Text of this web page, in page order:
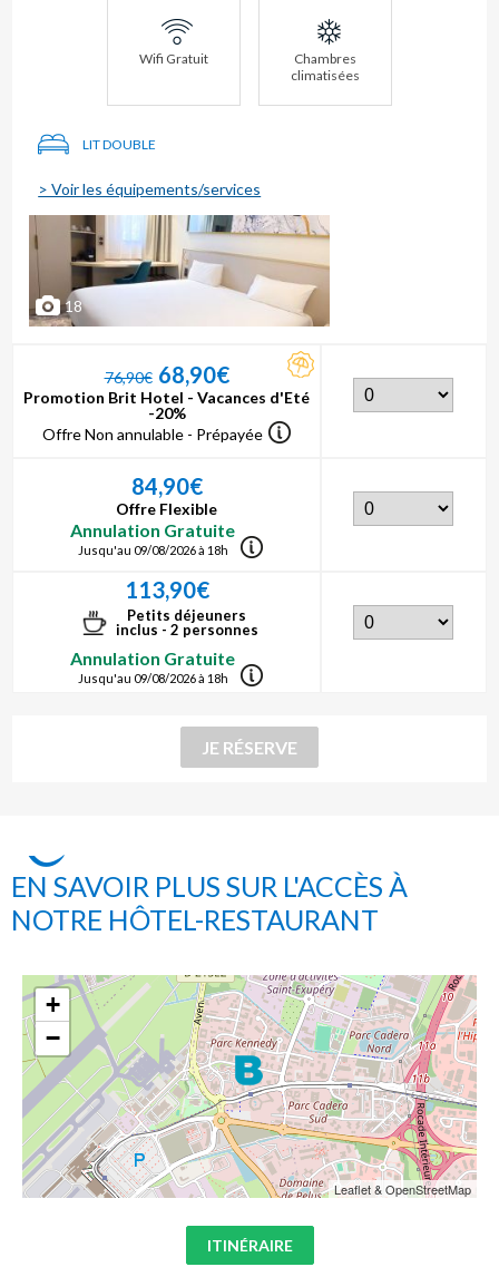
Wifi Gratuit
Chambres
climatisées
LIT DOUBLE
> Voir les équipements/services
18
76,90€ 68,90€
Promotion Brit Hotel - Vacances d'Eté
-20%
Offre Non annulable - Prépayée
84,90€
Offre Flexible
Annulation Gratuite
Jusqu'au 09/08/2026 à 18h
113,90€
Petits déjeuners
inclus - 2 personnes
Annulation Gratuite
Jusqu'au 09/08/2026 à 18h
EN SAVOIR PLUS SUR L'ACCÈS À
NOTRE HÔTEL-RESTAURANT
+
−
Leaflet & OpenStreetMap
ITINÉRAIRE